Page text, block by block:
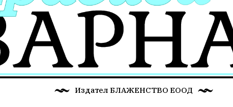
Издател БЛАЖЕНСТВО ЕООД